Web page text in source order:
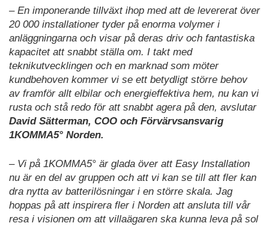
– En imponerande tillväxt ihop med att de levererat över
20 000 installationer tyder på enorma volymer i
anläggningarna och visar på deras driv och fantastiska
kapacitet att snabbt ställa om. I takt med
teknikutvecklingen och en marknad som möter
kundbehoven kommer vi se ett betydligt större behov
av framför allt elbilar och energieffektiva hem, nu kan vi
rusta och stå redo för att snabbt agera på den, avslutar
David Sätterman, COO och Förvärvsansvarig
1KOMMA5° Norden.
– Vi på 1KOMMA5° är glada över att Easy Installation
nu är en del av gruppen och att vi kan se till att fler kan
dra nytta av batterilösningar i en större skala. Jag
hoppas på att inspirera fler i Norden att ansluta till vår
resa i visionen om att villaägaren ska kunna leva på sol